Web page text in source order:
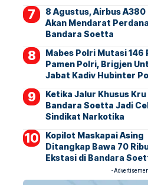
8 Agustus, Airbus
Akan Mendarat
Bandara Soetta
Mabes Polri Mutasi 146
Pamen Polri, Brigjen
Jabat Kadiv Hubinter
Ketika Jalur Khusus Kru
Bandara Soetta Jadi
Sindikat Narkotika
Kopilot Maskapai Asing
Ditangkap Bawa 70
Ekstasi di Bandara
-